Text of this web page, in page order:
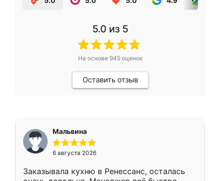
5.0 из 5
На основе 945оценок
Оставить отзыв
Мальвина
6 августа 2026
Заказывала кухню в Ренессанс, осталась